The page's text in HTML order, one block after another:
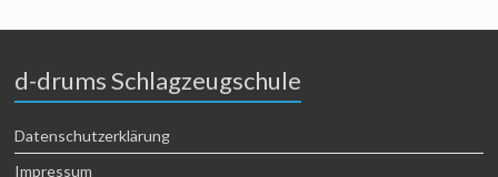
d-drums Schlagzeugschule
Datenschutzerklärung
Impressum